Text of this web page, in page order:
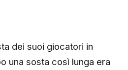
dei suoi giocatori in
una sosta così lunga era